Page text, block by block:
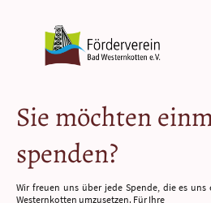
Sie möchten
spenden?
Wir freuen uns über jede Spende, die es
Westernkotten umzusetzen. Für Ihre